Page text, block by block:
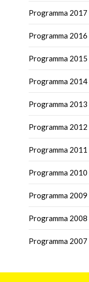
Programma 2017
Programma 2016
Programma 2015
Programma 2014
Programma 2013
Programma 2012
Programma 2011
Programma 2010
Programma 2009
Programma 2008
Programma 2007